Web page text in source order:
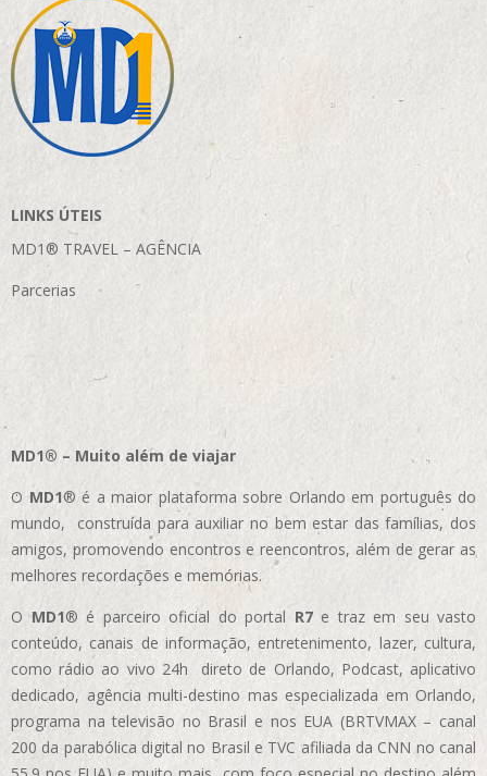
LINKS ÚTEIS
MD1® TRAVEL – AGÊNCIA
Parcerias
MD1® – Muito além de viajar
O MD1® é a maior plataforma sobre Orlando em português do
mundo, construída para auxiliar no bem estar das famílias, dos
amigos, promovendo encontros e reencontros, além de gerar as
melhores recordações e memórias.
OMD1® é parceiro oficial do portal R7e traz em seu vasto
conteúdo, canais de informação, entretenimento, lazer, cultura,
como rádio ao vivo 24h direto de Orlando, Podcast, aplicativo
dedicado, agência multi-destino mas especializada em Orlando,
programa na televisão no Brasil e nos EUA (BRTVMAX – canal
200 da parabólica digital no Brasil e TVC afiliada da CNN no canal